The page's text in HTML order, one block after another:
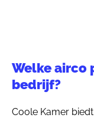
Welke airco
bedrijf?
Coole Kamer